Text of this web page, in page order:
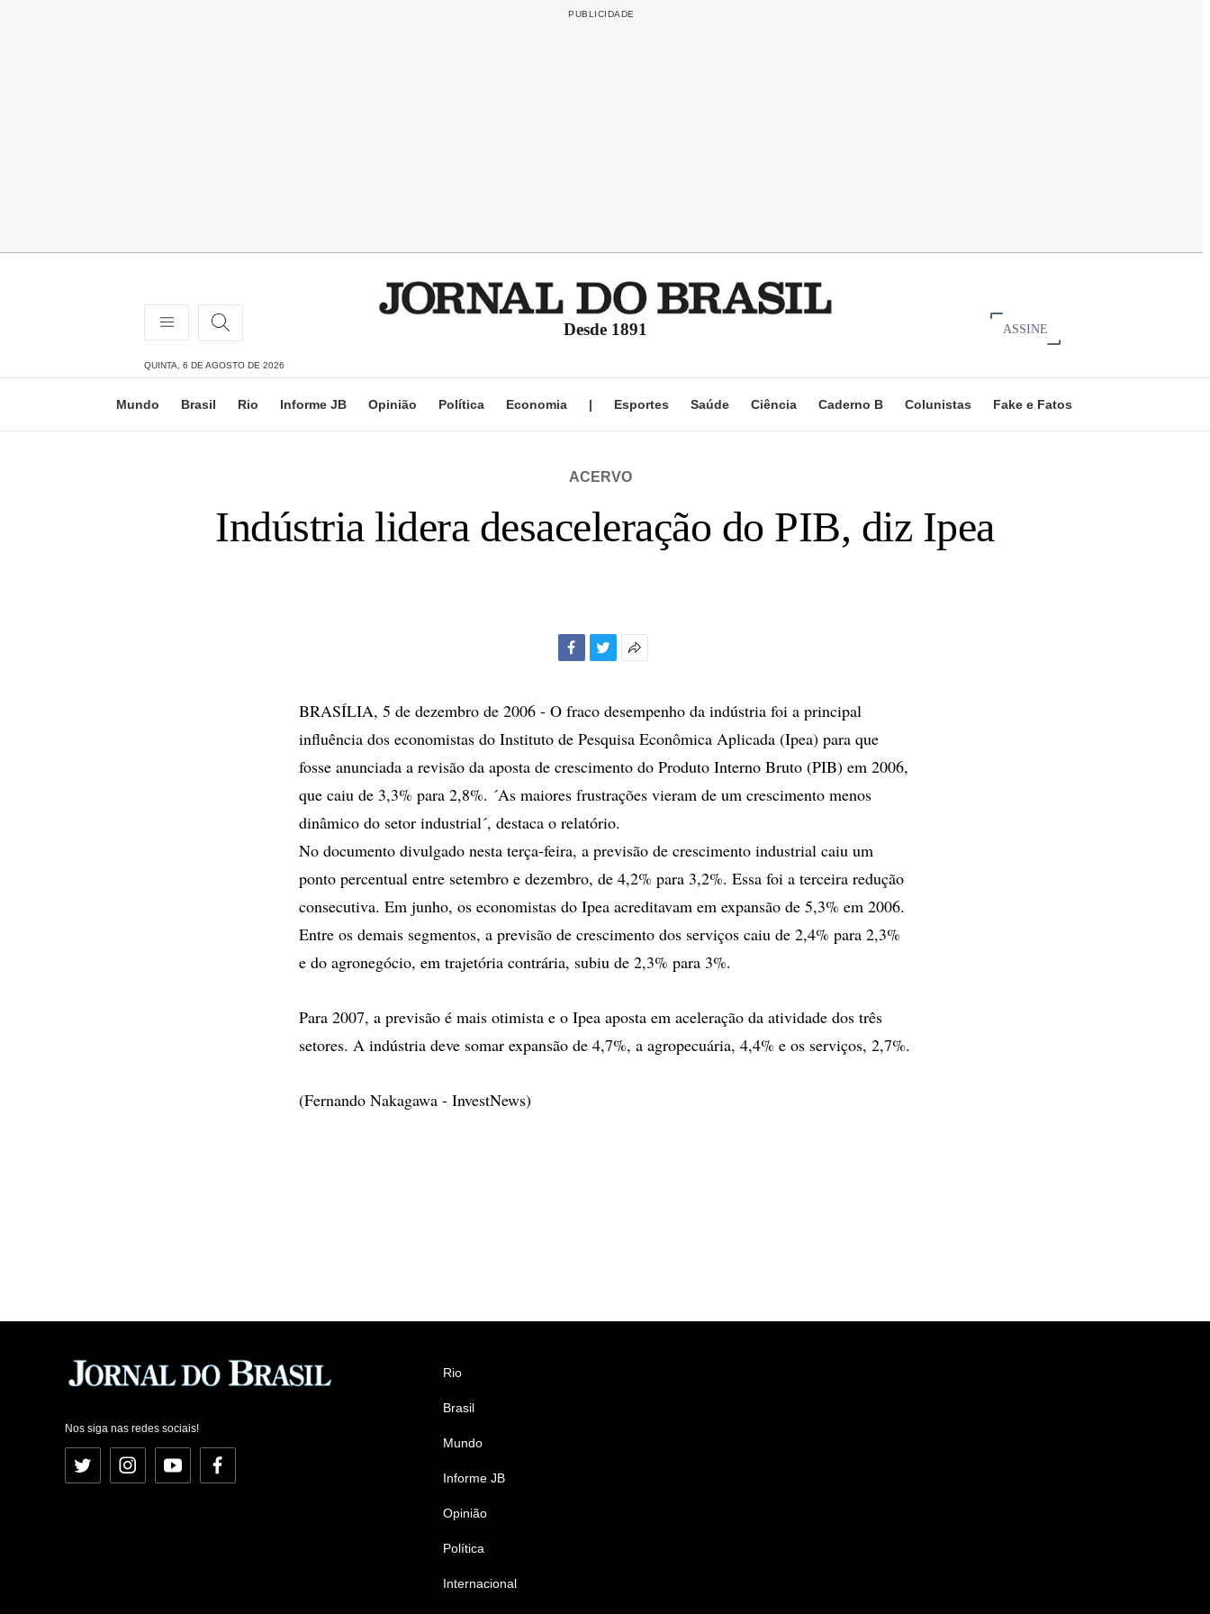
Desde 1891 ASSINE
QUINTA, 6 DE AGOSTO DE 2026
Mundo Brasil Rio Informe JB Opinião Política Economia | Esportes Saúde Ciência Caderno B Colunistas Fake e Fatos
ACERVO
Indústria lidera desaceleração do PIB, diz Ipea
compartilhamento
BRASÍLIA, 5 de dezembro de 2006 - O fraco desempenho da indústria foi a principal
influência dos economistas do Instituto de Pesquisa Econômica Aplicada (Ipea) para que
fosse anunciada a revisão da aposta de crescimento do Produto Interno Bruto (PIB) em 2006,
que caiu de 3,3% para 2,8%. ´As maiores frustrações vieram de um crescimento menos
dinâmico do setor industrial´, destaca o relatório.
No documento divulgado nesta terça-feira, a previsão de crescimento industrial caiu um
ponto percentual entre setembro e dezembro, de 4,2% para 3,2%. Essa foi a terceira redução
consecutiva. Em junho, os economistas do Ipea acreditavam em expansão de 5,3% em 2006.
Entre os demais segmentos, a previsão de crescimento dos serviços caiu de 2,4% para 2,3%
e do agronegócio, em trajetória contrária, subiu de 2,3% para 3%.
Para 2007, a previsão é mais otimista e o Ipea aposta em aceleração da atividade dos três
setores. A indústria deve somar expansão de 4,7%, a agropecuária, 4,4% e os serviços, 2,7%.
(Fernando Nakagawa - InvestNews)
Nos siga nas redes sociais!
Twitter InstagramYouTubeFacebook
Rio
Brasil
Mundo
Informe JB
Opinião
Política
Internacional